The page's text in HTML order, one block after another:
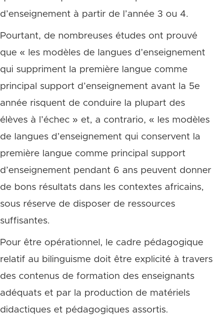
d’enseignement à partir de l’année 3 ou 4.
Pourtant, de nombreuses études ont prouvé
que « les modèles de langues d’enseignement
qui suppriment la première langue comme
principal support d’enseignement avant la 5e
année risquent de conduire la plupart des
élèves à l’échec » et, a contrario, « les modèles
de langues d’enseignement qui conservent la
première langue comme principal support
d’enseignement pendant 6 ans peuvent donner
de bons résultats dans les contextes africains,
sous réserve de disposer de ressources
suffisantes.
Pour être opérationnel, le cadre pédagogique
relatif au bilinguisme doit être explicité à travers
des contenus de formation des enseignants
adéquats et par la production de matériels
didactiques et pédagogiques assortis.